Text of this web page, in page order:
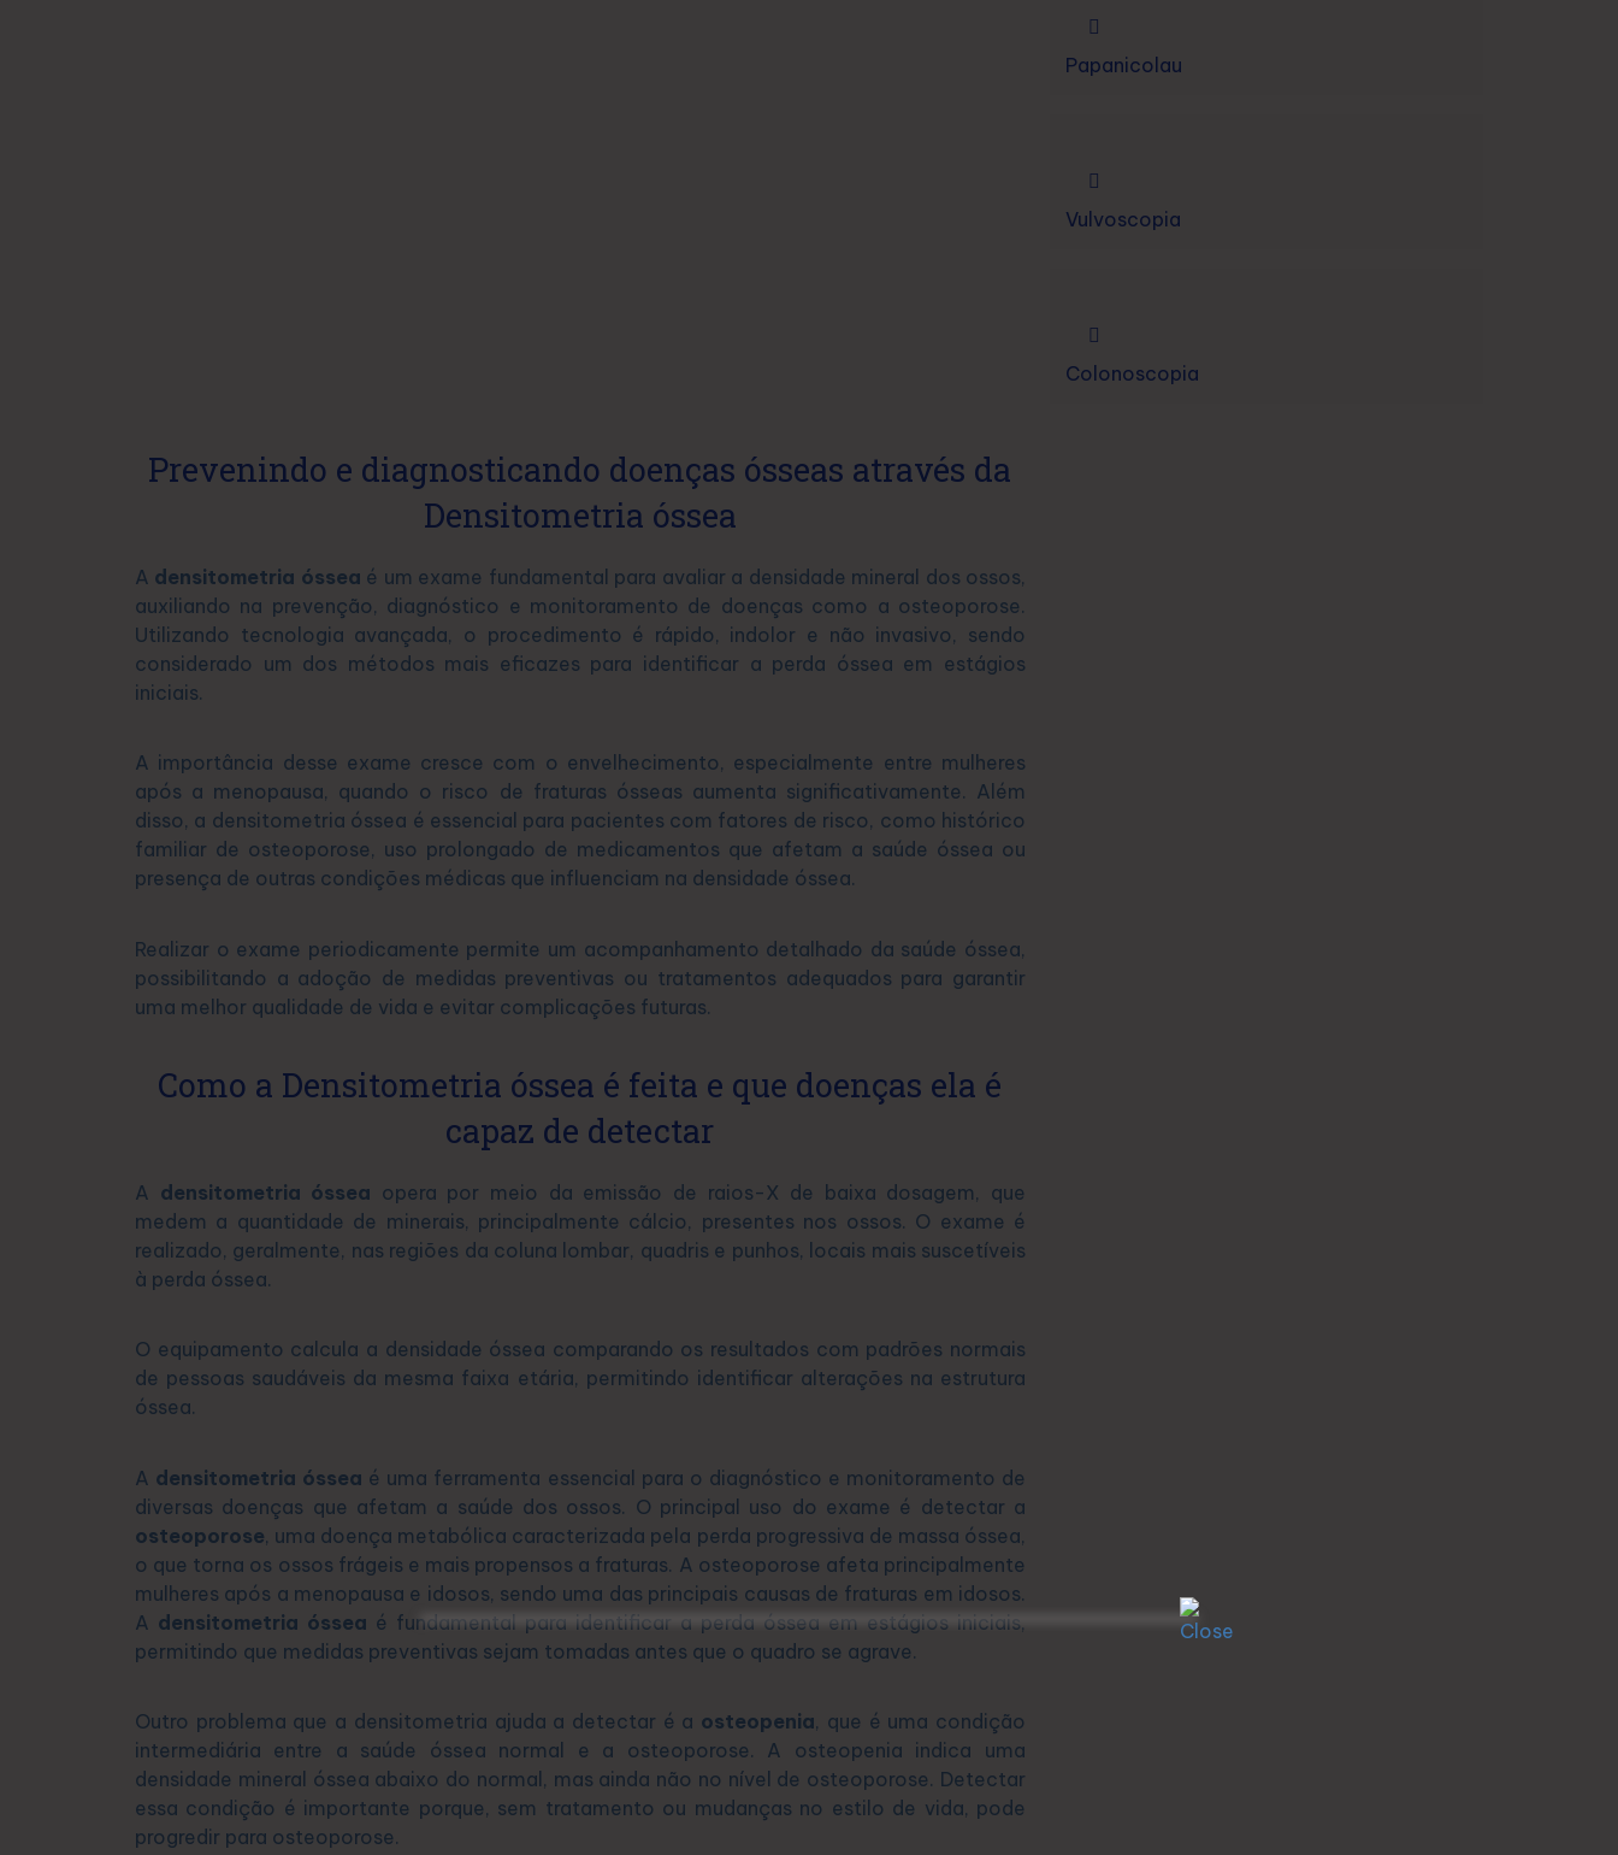
Papanicolau
Vulvoscopia
Colonoscopia
Prevenindo e diagnosticando doenças ósseas através da
Densitometria óssea
A densitometria óssea é um exame fundamental para avaliar a densidade mineral dos ossos,
auxiliando na prevenção, diagnóstico e monitoramento de doenças como a osteoporose.
Utilizando tecnologia avançada, o procedimento é rápido, indolor e não invasivo, sendo
considerado um dos métodos mais eficazes para identificar a perda óssea em estágios
iniciais.
A importância desse exame cresce com o envelhecimento, especialmente entre mulheres
após a menopausa, quando o risco de fraturas ósseas aumenta significativamente. Além
disso, a densitometria óssea é essencial para pacientes com fatores de risco, como histórico
familiar de osteoporose, uso prolongado de medicamentos que afetam a saúde óssea ou
presença de outras condições médicas que influenciam na densidade óssea.
Realizar o exame periodicamente permite um acompanhamento detalhado da saúde óssea,
possibilitando a adoção de medidas preventivas ou tratamentos adequados para garantir
uma melhor qualidade de vida e evitar complicações futuras.
Como a Densitometria óssea é feita e que doenças ela é
capaz de detectar
A densitometria óssea opera por meio da emissão de raios-X de baixa dosagem, que
medem a quantidade de minerais, principalmente cálcio, presentes nos ossos. O exame é
realizado, geralmente, nas regiões da coluna lombar, quadris e punhos, locais mais suscetíveis
à perda óssea.
O equipamento calcula a densidade óssea comparando os resultados com padrões normais
de pessoas saudáveis da mesma faixa etária, permitindo identificar alterações na estrutura
óssea.
A densitometria óssea é uma ferramenta essencial para o diagnóstico e monitoramento de
diversas doenças que afetam a saúde dos ossos. O principal uso do exame é detectar a
osteoporose, uma doença metabólica caracterizada pela perda progressiva de massa óssea,
o que torna os ossos frágeis e mais propensos a fraturas. A osteoporose afeta principalmente
mulheres após a menopausa e idosos, sendo uma das principais causas de fraturas em idosos.
A densitometria óssea é fundamental para identificar a perda óssea em estágios iniciais,
permitindo que medidas preventivas sejam tomadas antes que o quadro se agrave.
Outro problema que a densitometria ajuda a detectar é a osteopenia, que é uma condição
intermediária entre a saúde óssea normal e a osteoporose. A osteopenia indica uma
densidade mineral óssea abaixo do normal, mas ainda não no nível de osteoporose. Detectar
essa condição é importante porque, sem tratamento ou mudanças no estilo de vida, pode
progredir para osteoporose.